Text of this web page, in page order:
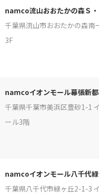
namco流山おおたかの森Ｓ
千葉県流山市おおたかの森
3F
namcoイオンモール幕張新
千葉県千葉市美浜区豊砂1-1
ール3階
namcoイオンモール八千代
千葉県八千代市緑ヶ丘2-1-3